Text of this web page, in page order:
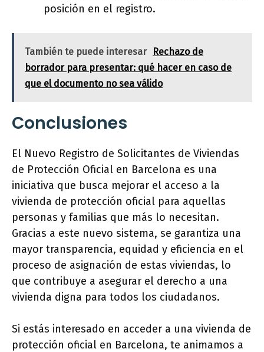
posición en el registro.
También te puede interesar
Rechazo de
borrador para presentar: qué hacer en caso de
que el documento no sea válido
Conclusiones
El Nuevo Registro de Solicitantes de Viviendas
de Protección Oficial en Barcelona es una
iniciativa que busca mejorar el acceso a la
vivienda de protección oficial para aquellas
personas y familias que más lo necesitan.
Gracias a este nuevo sistema, se garantiza una
mayor transparencia, equidad y eficiencia en el
proceso de asignación de estas viviendas, lo
que contribuye a asegurar el derecho a una
vivienda digna para todos los ciudadanos.
Si estás interesado en acceder a una vivienda de
protección oficial en Barcelona, te animamos a